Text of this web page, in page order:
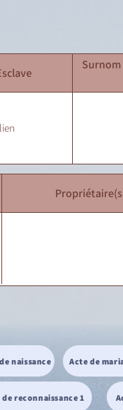
Surnom
naissance Acte de
de reconnaissance 1